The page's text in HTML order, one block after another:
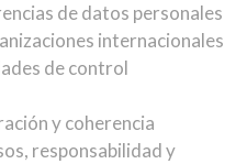
de datos personales
internacionales
de control
y coherencia
responsabilidad y